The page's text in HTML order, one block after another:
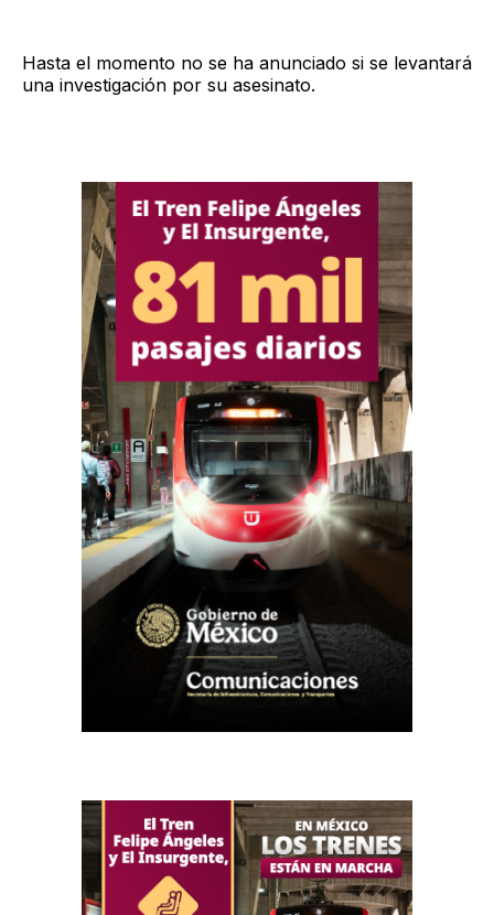
Hasta el momento no se ha anunciado si se levantará
una investigación por su asesinato.